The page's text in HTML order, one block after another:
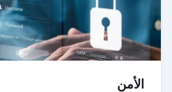
الأمن